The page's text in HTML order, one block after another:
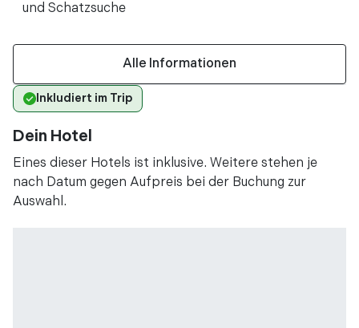
und Schatzsuche
Alle Informationen
Inkludiert im Trip
Dein Hotel
Eines dieser Hotels ist inklusive. Weitere stehen je
nach Datum gegen Aufpreis bei der Buchung zur
Auswahl.